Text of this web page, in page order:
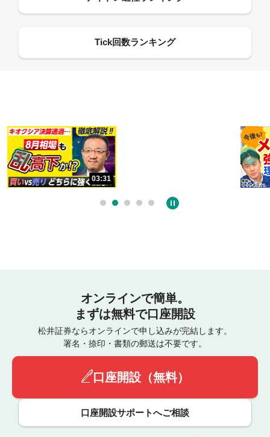
03:31
オンラインで簡単。
まずは無料で口座開設
松井証券ならオンラインで申し込みが完結します。
署名・捺印・書類の郵送は不要です。
口座開設（無料）
口座開設サポートへご相談